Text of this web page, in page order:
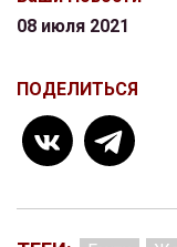
08 июля 2021
ПОДЕЛИТЬСЯ